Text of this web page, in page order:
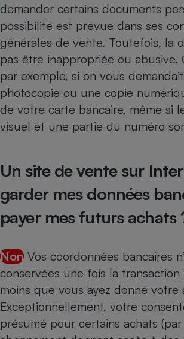
demander certains documents
possibilité est prévue dans ses
générales de vente. Toutefois, la
pas être inappropriée ou abusive.
par exemple, si on vous
photocopie ou une copie
de votre carte bancaire, même si
visuel et une partie du numéro
Un site de vente sur
garder mes données
payer mes futurs achats
Non Vos coordonnées bancaires
conservées une fois la transaction
moins que vous ayez donné votre
Exceptionnellement, votre
présumé pour certains achats